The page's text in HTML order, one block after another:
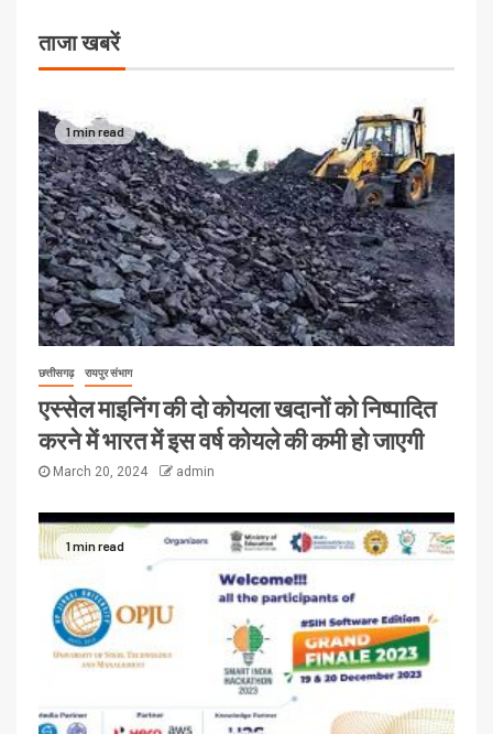
ताजा खबरें
1 min read
छत्तीसगढ़ रायपुर संभाग
एस्सेल माइनिंग की दो कोयला खदानों को निष्पादित
करने में भारत में इस वर्ष कोयले की कमी हो जाएगी
March 20, 2024 admin
1 min read